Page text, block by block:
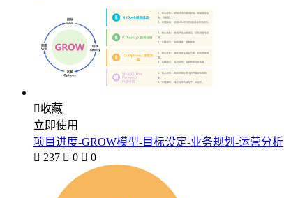
收藏
立即使用
项目进度-GROW模型-目标设定-业务规划-运营分析
 237  0  0